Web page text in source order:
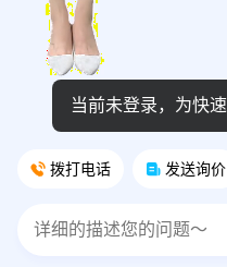
拨打电话 发送询价
当前未登录，为快